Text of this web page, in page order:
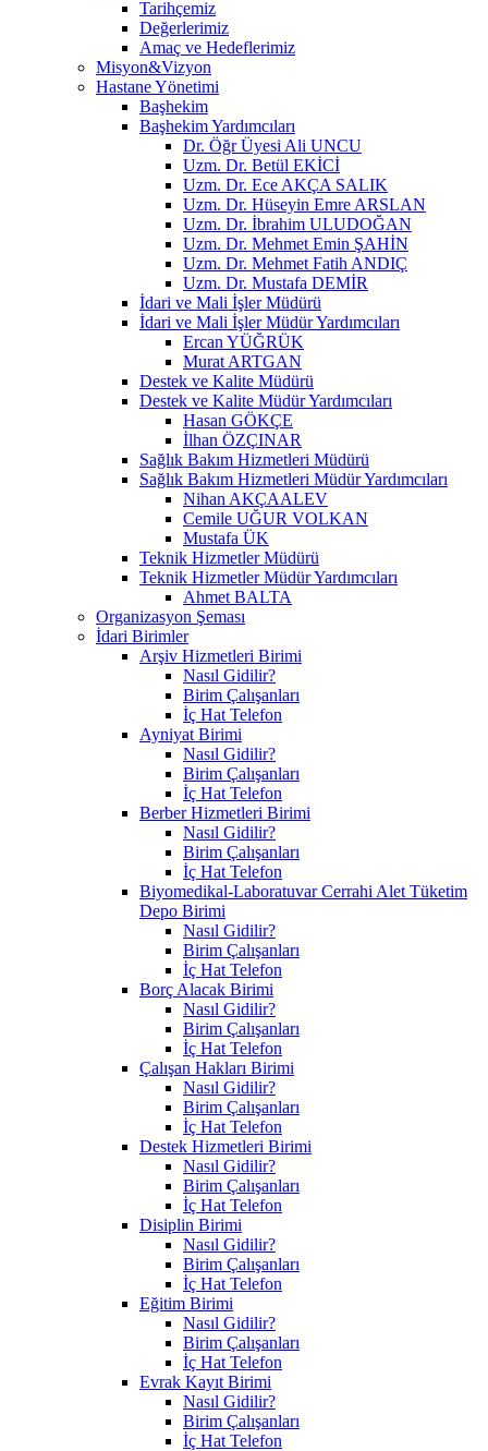
Tarihçemiz
Değerlerimiz
Amaç ve Hedeflerimiz
Misyon&Vizyon
Hastane Yönetimi
Başhekim
Başhekim Yardımcıları
Dr. Öğr Üyesi Ali UNCU
Uzm. Dr. Betül EKİCİ
Uzm. Dr. Ece AKÇA SALIK
Uzm. Dr. Hüseyin Emre ARSLAN
Uzm. Dr. İbrahim ULUDOĞAN
Uzm. Dr. Mehmet Emin ŞAHİN
Uzm. Dr. Mehmet Fatih ANDIÇ
Uzm. Dr. Mustafa DEMİR
İdari ve Mali İşler Müdürü
İdari ve Mali İşler Müdür Yardımcıları
Ercan YÜĞRÜK
Murat ARTGAN
Destek ve Kalite Müdürü
Destek ve Kalite Müdür Yardımcıları
Hasan GÖKÇE
İlhan ÖZÇINAR
Sağlık Bakım Hizmetleri Müdürü
Sağlık Bakım Hizmetleri Müdür Yardımcıları
Nihan AKÇAALEV
Cemile UĞUR VOLKAN
Mustafa ÜK
Teknik Hizmetler Müdürü
Teknik Hizmetler Müdür Yardımcıları
Ahmet BALTA
Organizasyon Şeması
İdari Birimler
Arşiv Hizmetleri Birimi
Nasıl Gidilir?
Birim Çalışanları
İç Hat Telefon
Ayniyat Birimi
Nasıl Gidilir?
Birim Çalışanları
İç Hat Telefon
Berber Hizmetleri Birimi
Nasıl Gidilir?
Birim Çalışanları
İç Hat Telefon
Biyomedikal-Laboratuvar Cerrahi Alet Tüketim
Depo Birimi
Nasıl Gidilir?
Birim Çalışanları
İç Hat Telefon
Borç Alacak Birimi
Nasıl Gidilir?
Birim Çalışanları
İç Hat Telefon
Çalışan Hakları Birimi
Nasıl Gidilir?
Birim Çalışanları
İç Hat Telefon
Destek Hizmetleri Birimi
Nasıl Gidilir?
Birim Çalışanları
İç Hat Telefon
Disiplin Birimi
Nasıl Gidilir?
Birim Çalışanları
İç Hat Telefon
Eğitim Birimi
Nasıl Gidilir?
Birim Çalışanları
İç Hat Telefon
Evrak Kayıt Birimi
Nasıl Gidilir?
Birim Çalışanları
İç Hat Telefon